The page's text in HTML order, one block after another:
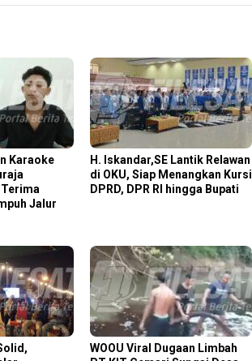
Karaoke
Terima
Jalur
H. Iskandar,SE Lantik Relawan
di OKU, Siap Menangkan Kursi
DPRD, DPR RI hingga Bupati
WOOU Viral Dugaan Limbah